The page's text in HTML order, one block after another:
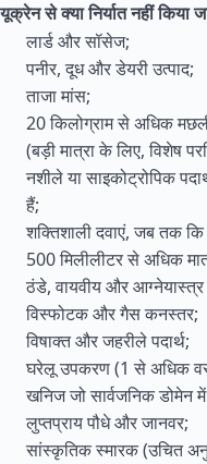
यूक्रेन से क्या निर्यात नहीं किया
लार्ड और सॉसेज;
पनीर, दूध और डेयरी उत्पाद;
ताजा मांस;
20 किलोग्राम से अधिक
(बड़ी मात्रा के लिए, विशेष
नशीले या साइकोट्रोपिक
हैं;
शक्तिशाली दवाएं, जब तक
500 मिलीलीटर से अधिक
ठंडे, वायवीय और
विस्फोटक और गैस कनस्तर;
विषाक्त और जहरीले पदार्थ;
घरेलू उपकरण (1 से अधिक
खनिज जो सार्वजनिक डोमेन
लुप्तप्राय पौधे और जानवर;
सांस्कृतिक स्मारक (उचित